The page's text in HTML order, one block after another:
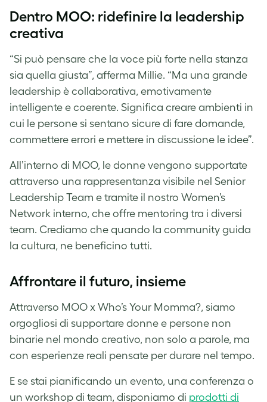
Dentro MOO: ridefinire la leadership
creativa
“Si può pensare che la voce più forte nella stanza
sia quella giusta”, afferma Millie. “Ma una grande
leadership è collaborativa, emotivamente
intelligente e coerente. Significa creare ambienti in
cui le persone si sentano sicure di fare domande,
commettere errori e mettere in discussione le idee”.
All’interno di MOO, le donne vengono supportate
attraverso una rappresentanza visibile nel Senior
Leadership Team e tramite il nostro Women’s
Network interno, che offre mentoring tra i diversi
team. Crediamo che quando la community guida
la cultura, ne beneficino tutti.
Affrontare il futuro, insieme
Attraverso MOO x Who’s Your Momma?, siamo
orgogliosi di supportare donne e persone non
binarie nel mondo creativo, non solo a parole, ma
con esperienze reali pensate per durare nel tempo.
E se stai pianificando un evento, una conferenza o
un workshop di team, disponiamo di prodotti di